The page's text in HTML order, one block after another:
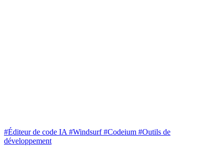
#Éditeur de code IA#Windsurf#Codeium #Outils de
développement